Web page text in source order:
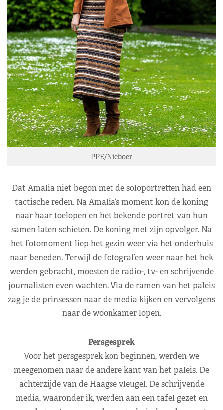
PPE/Nieboer
Dat Amalia niet begon met de soloportretten had een
tactische reden. Na Amalia’s moment kon de koning
naar haar toelopen en het bekende portret van hun
samen laten schieten. De koning met zijn opvolger. Na
het fotomoment liep het gezin weer via het onderhuis
naar beneden. Terwijl de fotografen weer naar het hek
werden gebracht, moesten de radio-, tv- en schrijvende
journalisten even wachten. Via de ramen van het paleis
zag je de prinsessen naar de media kijken en vervolgens
naar de woonkamer lopen.
Persgesprek
Voor het persgesprek kon beginnen, werden we
meegenomen naar de andere kant van het paleis. De
achterzijde van de Haagse vleugel. De schrijvende
media, waaronder ik, werden aan een tafel gezet en